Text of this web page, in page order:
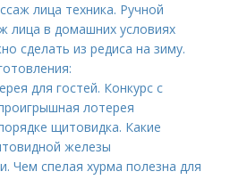
лица техника. Ручной
лица в домашних условиях
сделать из редиса на зиму.
для гостей. Конкурс с
лотерея
щитовидка. Какие
железы
Чем спелая хурма полезна для